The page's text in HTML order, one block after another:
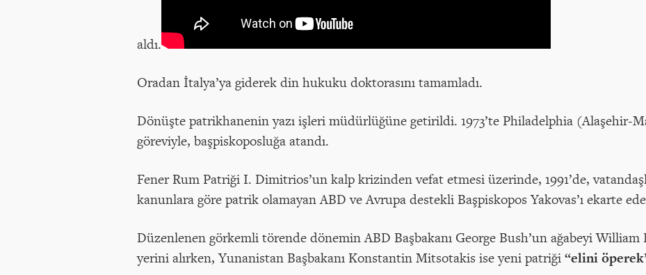
aldı.
Oradan İtalya’ya giderek din hukuku doktorasını tamamladı.
Dönüşte patrikhanenin yazı işleri müdürlüğüne getirildi. 1973’te Philadelphia (Alaşehir-
göreviyle, başpiskoposluğa atandı.
Fener Rum Patriği I. Dimitrios’un kalp krizinden vefat etmesi üzerinde, 1991’de,
kanunlara göre patrik olamayan ABD ve Avrupa destekli Başpiskopos Yakovas’ı ekarte
Düzenlenen görkemli törende dönemin ABD Başbakanı George Bush’un ağabeyi
yerini alırken, Yunanistan Başbakanı Konstantin Mitsotakis ise yeni patriği“elini